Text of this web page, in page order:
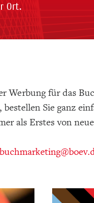
Ort.
Werbung für das
Sie ganz
als Erstes von
buchmarketing